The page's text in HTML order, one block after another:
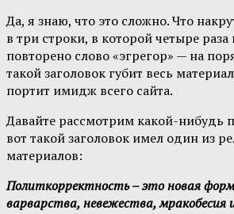
Да, я знаю, что это сложно. Что
в три строки, в которой четыре
повторено слово «эгрегор» — на
такой заголовок губит весь
портит имидж всего сайта.
Давайте рассмотрим какой-нибудь
вот такой заголовок имел один из
материалов:
Политкорректность – это новая
варварства, невежества, мракобесия